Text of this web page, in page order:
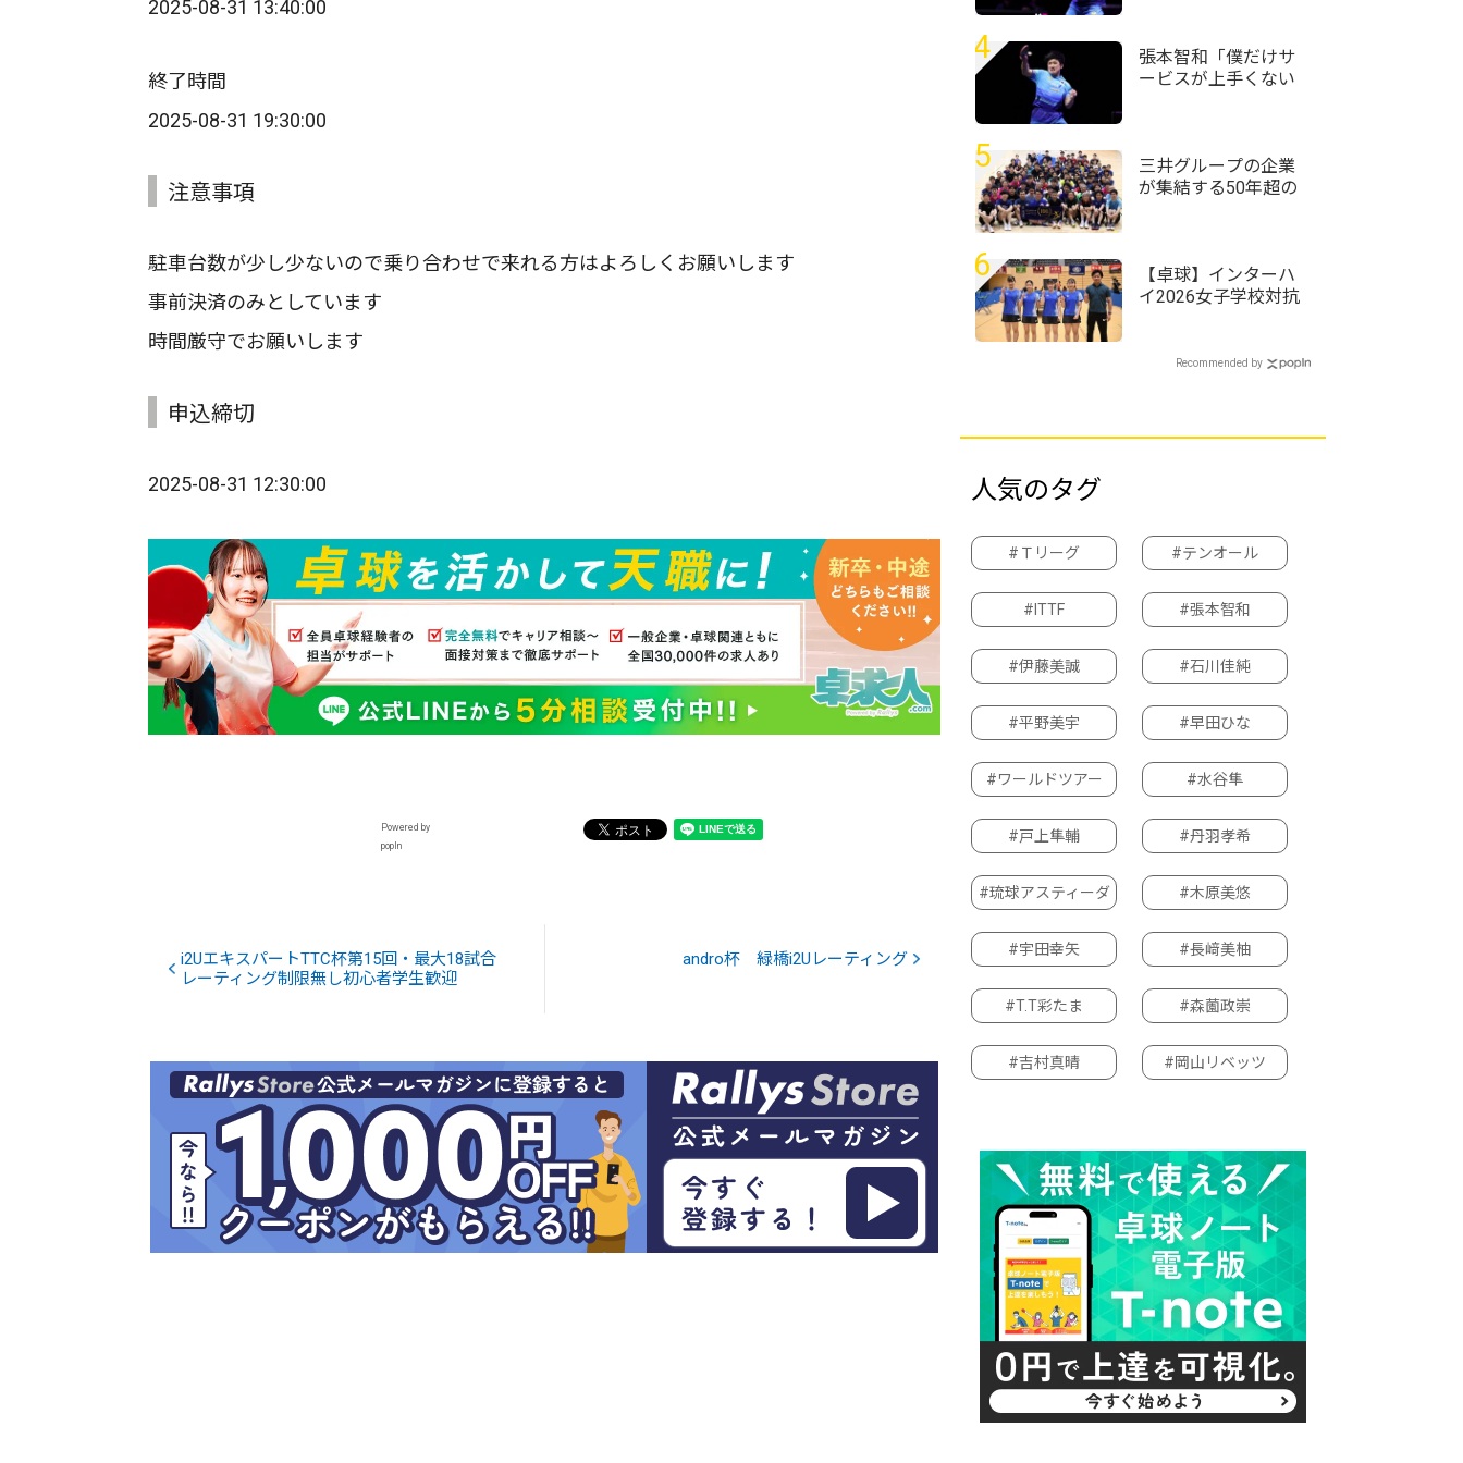
2025-08-31 13:40:00
終了時間
2025-08-31 19:30:00
注意事項
駐車台数が少し少ないので乗り合わせで来れる方はよろしくお願いします
事前決済のみとしています
時間厳守でお願いします
申込締切
2025-08-31 12:30:00
Powered by
popIn
i2UエキスパートTTC杯第15回・最大18試合
レーティング制限無し初心者学生歓迎
andro杯 緑橋i2Uレーティング
＞
4
張本智和「僕だけサ
ービスが上手くない
チャンピオンズ横浜
2026＞
5
三井グループの企業
が集結する50年超の
球・オール三井2026
＞
6
【卓球】インターハ
イ2026女子学校対抗
が初連覇狙う
Recommended by
人気のタグ
#Ｔリーグ #テンオール
#ITTF #張本智和
#伊藤美誠 #石川佳純
#平野美宇 #早田ひな
#ワールドツアー #水谷隼
#戸上隼輔 #丹羽孝希
#琉球アスティーダ #木原美悠
#宇田幸矢 #長﨑美柚
#T.T彩たま #森薗政崇
#吉村真晴 #岡山リベッツ